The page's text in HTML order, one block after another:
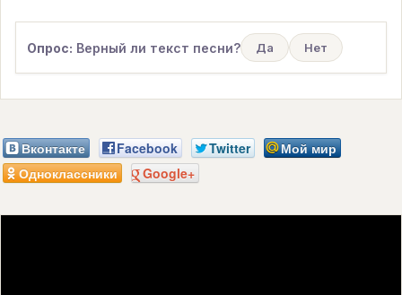
Опрос: Верный ли текст песни? Да Нет
Вконтакте Facebook Twitter
Мой мир
Одноклассники
Google+